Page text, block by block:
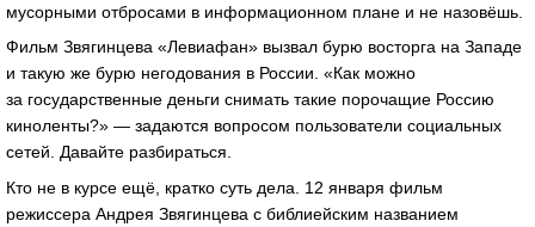
мусорными отбросами в информационном плане и не назовёшь.
Фильм Звягинцева «Левиафан» вызвал бурю восторга на Западе
и такую же бурю негодования в России. «Как можно
за государственные деньги снимать такие порочащие Россию
киноленты?» — задаются вопросом пользователи социальных
сетей. Давайте разбираться.
Кто не в курсе ещё, кратко суть дела. 12 января фильм
режиссера Андрея Звягинцева с библиейским названием